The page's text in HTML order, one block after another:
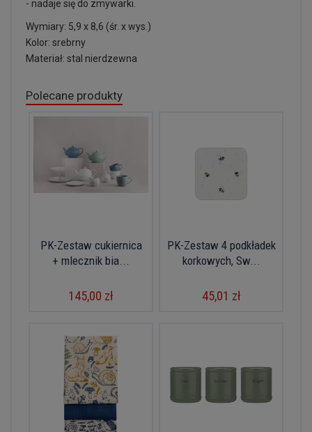
- nadaje się do zmywarki.
Wymiary: 5,9 x 8,6 (śr. x wys.)
Kolor: srebrny
Materiał: stal nierdzewna
Polecane produkty
PK-Zestaw cukiernica
+ mlecznik bia...
145,00 zł
PK-Zestaw 4 podkładek
korkowych, Sw...
45,01 zł